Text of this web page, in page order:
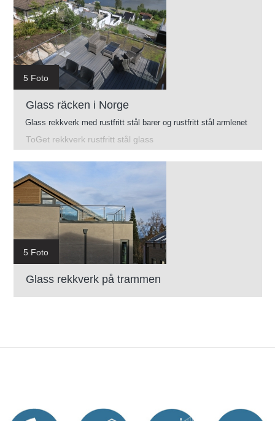
5 Foto
Glass räcken i Norge
Glass rekkverk med rustfritt stål barer og rustfritt stål armlenet
ToGet rekkverk rustfritt stål glass
5 Foto
Glass rekkverk på trammen